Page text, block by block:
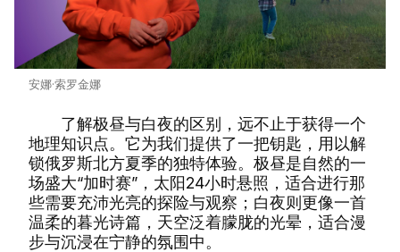
Video
安娜·索罗金娜
了解极昼与白夜的区别，远不止于获得一个
地理知识点。它为我们提供了一把钥匙，用以解
锁俄罗斯北方夏季的独特体验。极昼是自然的一
场盛大“加时赛”，太阳24小时悬照，适合进行那
些需要充沛光亮的探险与观察；白夜则更像一首
温柔的暮光诗篇，天空泛着朦胧的光晕，适合漫
步与沉浸在宁静的氛围中。